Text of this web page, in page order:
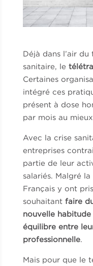
Déjà dans l’air
sanitaire, le
Certaines
intégré ces
présent à dose
par mois au
Avec la crise
entreprises
partie de leur
salariés. Malgré
Français y ont
souhaitantfaire
nouvelle habitude
équilibre entre
professionnelle.
Mais pour que le